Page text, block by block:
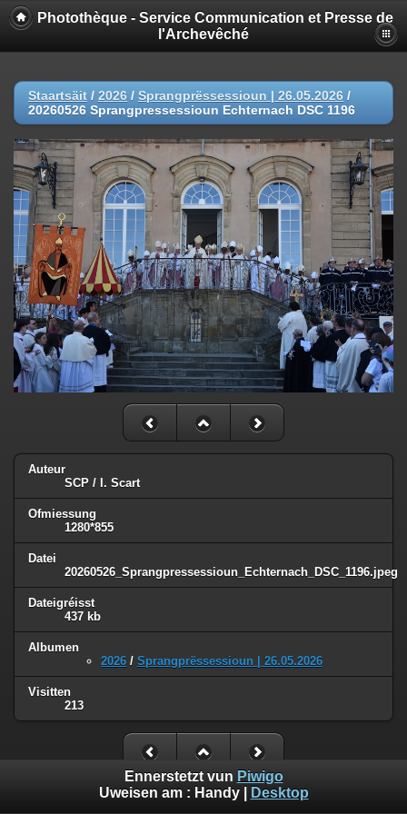
Photothèque - Service Communication et Presse de
l'Archevêché
Staartsäit / 2026 / Sprangprëssessioun | 26.05.2026 /
20260526 Sprangpressessioun Echternach DSC 1196
Auteur
SCP / I. Scart
Ofmiessung
1280*855
Datei
20260526_Sprangpressessioun_Echternach_DSC_1196.jpeg
Dateigréisst
437 kb
Albumen
2026 / Sprangprëssessioun | 26.05.2026
Visitten
213
Ennerstetzt vun Piwigo
Uweisen am : Handy| Desktop